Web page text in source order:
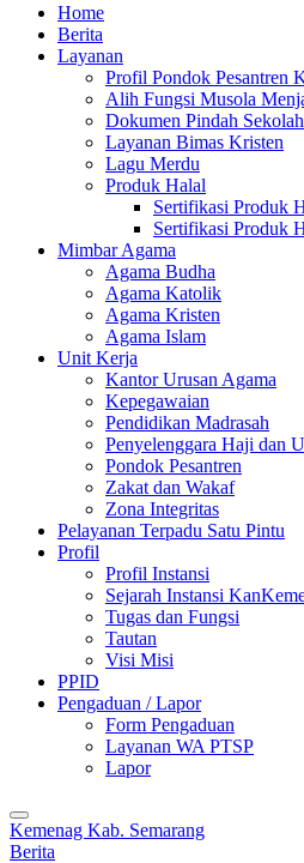
Home
Berita
Layanan
Profil Pondok Pesantren
Alih Fungsi Musola
Dokumen Pindah Sekolah
Layanan Bimas Kristen
Lagu Merdu
Produk Halal
Sertifikasi Produk
Sertifikasi Produk
Mimbar Agama
Agama Budha
Agama Katolik
Agama Kristen
Agama Islam
Unit Kerja
Kantor Urusan Agama
Kepegawaian
Pendidikan Madrasah
Penyelenggara Haji dan
Pondok Pesantren
Zakat dan Wakaf
Zona Integritas
Pelayanan Terpadu Satu Pintu
Profil
Profil Instansi
Sejarah Instansi
Tugas dan Fungsi
Tautan
Visi Misi
PPID
Pengaduan / Lapor
Form Pengaduan
Layanan WA PTSP
Lapor
Kemenag Kab. Semarang
Berita